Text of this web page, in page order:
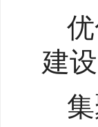
建设